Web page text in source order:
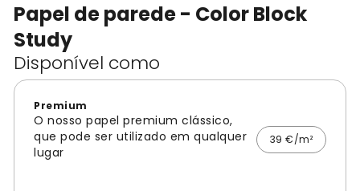
Papel de parede - Color Block
Study
Disponível como
Premium
O nosso papel premium clássico,
que pode ser utilizado em qualquer
lugar
39 €/m²